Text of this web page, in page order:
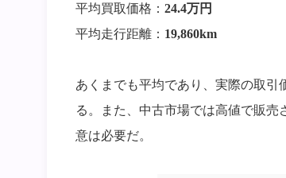
平均買取価格： 24.4万円
平均走行距離： 19,860km
あくまでも平均であり、実際の取引
る。また、中古市場では高値で販
意は必要だ。